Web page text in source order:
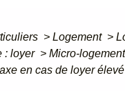
> Logement >
: loyer > Micro-
en cas de loyer